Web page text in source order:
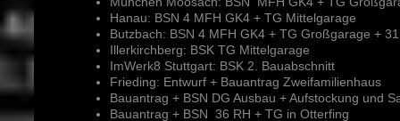
Hanau: BSN 4 MFH GK4 + TG Mittelgarage
Butzbach: BSN 4 MFH GK4 + TG Großgarage +
Illerkirchberg: BSK TG Mittelgarage
ImWerk8 Stuttgart: BSK 2. Bauabschnitt
Frieding: Entwurf + Bauantrag Zweifamilienhaus
Bauantrag + BSN DG Ausbau + Aufstockung und
Bauantrag + BSN 36 RH + TG in Otterfing